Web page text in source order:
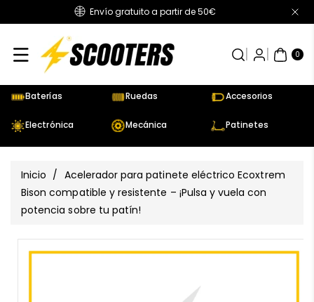
Envío gratuito a partir de 50€
0
AR
TÍC
UL
Baterías Ruedas Accesorios
Electrónica Mecánica Patinetes
Inicio / Acelerador para patinete eléctrico Ecoxtrem
Bison compatible y resistente – ¡Pulsa y vuela con
potencia sobre tu patín!
A La